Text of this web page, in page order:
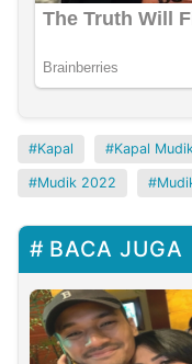
Kapal Kapal
Mudik 2022
BACA JUGA